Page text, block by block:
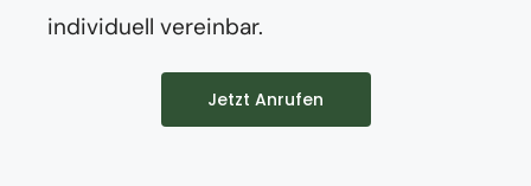
individuell vereinbar.
Jetzt Anrufen